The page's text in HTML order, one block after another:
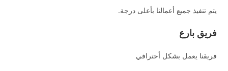
يتم تنفيذ جميع أعمالنا بأعلى درجة.
فريق بارع
فريقنا يعمل بشكل أحترافي